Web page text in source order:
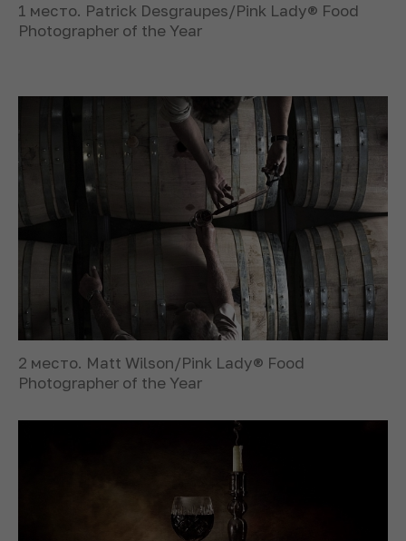
1 место. Patrick Desgraupes/Pink Lady® Food
Photographer of the Year
2 место. Matt Wilson/Pink Lady® Food
Photographer of the Year